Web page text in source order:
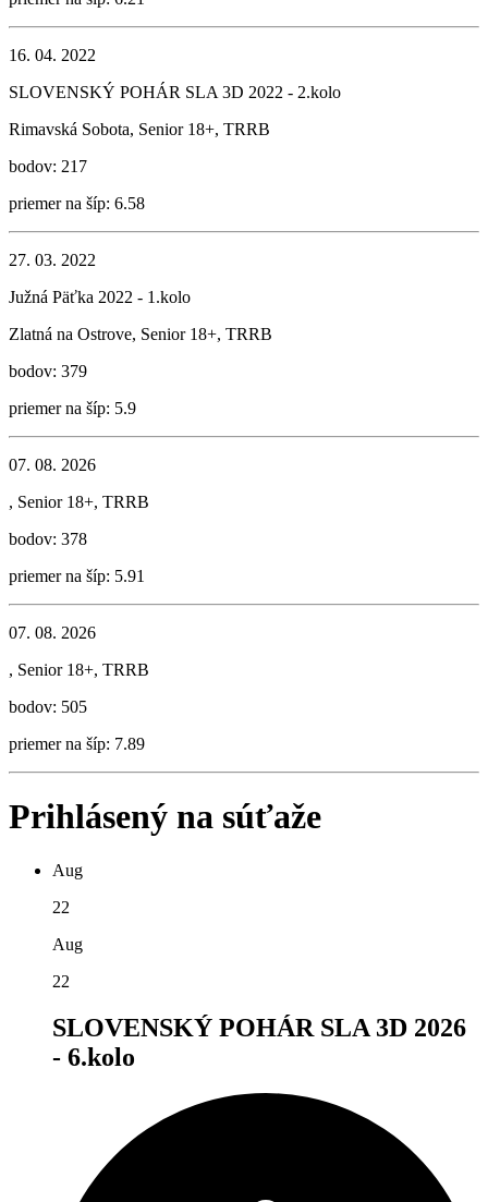
16. 04. 2022
SLOVENSKÝ POHÁR SLA 3D 2022 - 2.kolo
Rimavská Sobota, Senior 18+, TRRB
bodov: 217
priemer na šíp: 6.58
27. 03. 2022
Južná Päťka 2022 - 1.kolo
Zlatná na Ostrove, Senior 18+, TRRB
bodov: 379
priemer na šíp: 5.9
07. 08. 2026
, Senior 18+, TRRB
bodov: 378
priemer na šíp: 5.91
07. 08. 2026
, Senior 18+, TRRB
bodov: 505
priemer na šíp: 7.89
Prihlásený na súťaže
Aug
22
Aug
22
SLOVENSKÝ POHÁR SLA 3D 2026
- 6.kolo